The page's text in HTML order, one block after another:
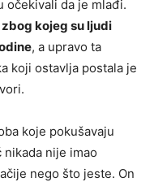
očekivali da je mlađi.
kojeg su ljudi
, a upravo ta
koji ostavlja postala je
koje pokušavaju
nije imao
nego što jeste. On